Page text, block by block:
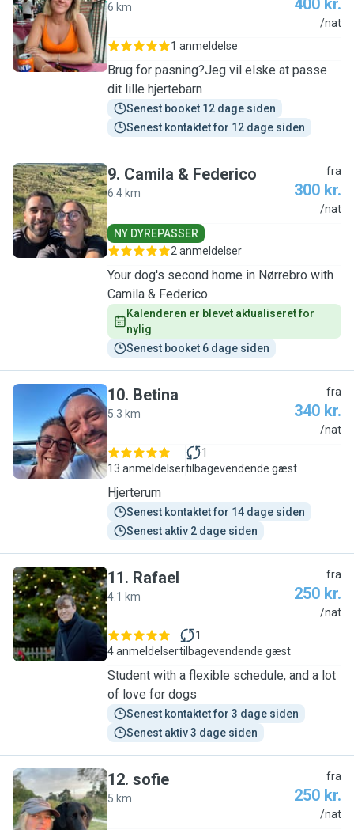
M
6 km 400 kr.
/nat
1 anmeldelse
Brug for pasning?Jeg vil elske at passe
dit lille hjertebarn
Senest booket 12 dage siden
Senest kontaktet for 12 dage siden
C
9. Camila & Federico
6.4 km
fra
300 kr.
/nat
NY DYREPASSER
2 anmeldelser
Your dog's second home in Nørrebro with
Camila & Federico.
Kalenderen er blevet aktualiseret for
nylig
Senest booket 6 dage siden
B
10. Betina
5.3 km
fra
340 kr.
/nat
13 anmeldelser
1
tilbagevendende gæst
Hjerterum
Senest kontaktet for 14 dage siden
Senest aktiv 2 dage siden
R
11. Rafael
4.1 km
fra
250 kr.
/nat
4 anmeldelser
1
tilbagevendende gæst
Student with a flexible schedule, and a lot
of love for dogs
Senest kontaktet for 3 dage siden
Senest aktiv 3 dage siden
S
12. sofie
5 km
fra
250 kr.
/nat